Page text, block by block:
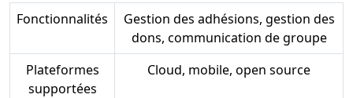
Fonctionnalités
Gestion des adhésions, gestion des
dons, communication de groupe
Plateformes
supportées
Cloud, mobile, open source